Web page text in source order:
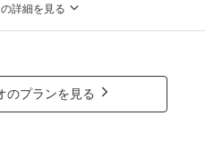
ン詳細
衣装2着 新郎衣装1着
台紙付写真
詳細を見る
完結。だから手間なくお得に。10月末
ちらも追加料金なしで選び放題（プレ
）
のプランを見る